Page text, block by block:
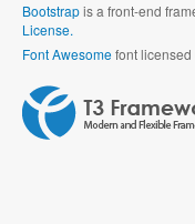
Bootstrapis a front-end
License.
Font Awesomefont